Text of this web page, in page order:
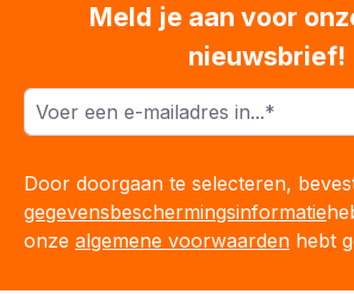
Meld je aan voor
nieuwsbrief!
Door doorgaan te selecteren,
gegevensbeschermingsinformatie
onze algemene voorwaarden hebt